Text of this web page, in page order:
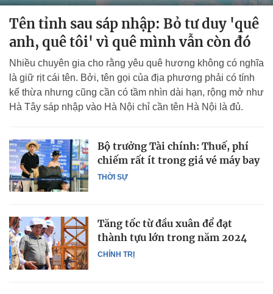
Tên tỉnh sau sáp nhập: Bỏ tư duy 'quê
anh, quê tôi' vì quê mình vẫn còn đó
Nhiều chuyên gia cho rằng yêu quê hương không có nghĩa
là giữ rịt cái tên. Bởi, tên gọi của địa phương phải có tính
kế thừa nhưng cũng cần có tầm nhìn dài hạn, rộng mở như
Hà Tây sáp nhập vào Hà Nội chỉ cần tên Hà Nội là đủ.
THỜI SỰ
Bộ trưởng Tài chính: Thuế, phí
chiếm rất ít trong giá vé máy bay
CHÍNH TRỊ
Tăng tốc từ đầu xuân để đạt
thành tựu lớn trong năm 2024